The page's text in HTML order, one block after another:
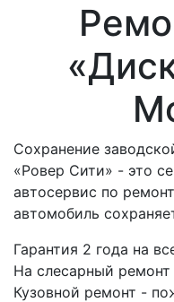
Сохранение
«Ровер Сити» - это
автосервис по
автомобиль
Гарантия 2 года на
На слесарный ремонт
Кузовной ремонт -